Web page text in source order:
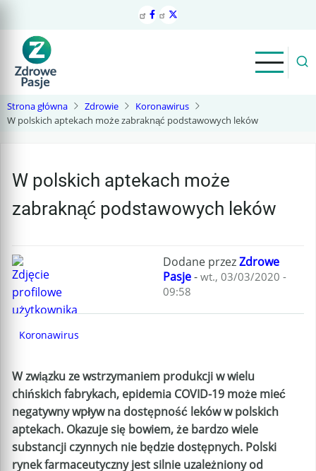
treści
Strona główna Zdrowie
Koronawirus
W polskich aptekach może zabraknąć podstawowych leków
W polskich aptekach może
zabraknąć podstawowych leków
Dodane przezZdrowe
Pasje- wt., 03/03/2020 -
09:58
Koronawirus
W związku ze wstrzymaniem produkcji w wielu
chińskich fabrykach, epidemia COVID-19 może mieć
negatywny wpływ na dostępność leków w polskich
aptekach. Okazuje się bowiem, że bardzo wiele
substancji czynnych nie będzie dostępnych. Polski
rynek farmaceutyczny jest silnie uzależniony od